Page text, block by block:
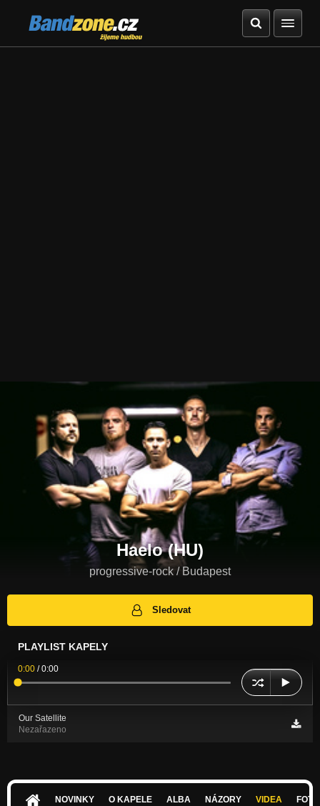
Bandzone.cz
žijeme hudbou
Haelo (HU)
progressive-rock / Budapest
Sledovat
PLAYLIST KAPELY
0:00 /0:00
Our Satellite
Nezařazeno
NOVINKY O KAPELE ALBA NÁZORY VIDEA